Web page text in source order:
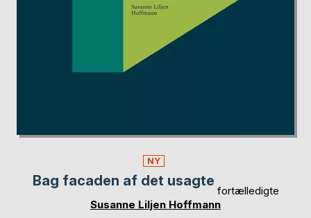
NY
Bag facaden af det usagte
fortælledigte
Susanne Liljen Hoffmann